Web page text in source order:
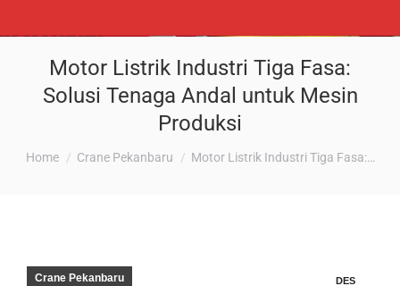
Motor Listrik Industri Tiga Fasa:
Solusi Tenaga Andal untuk Mesin
Produksi
Home Crane Pekanbaru Motor Listrik Industri Tiga Fasa:…
DES
Crane Pekanbaru